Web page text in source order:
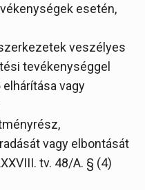
esetén,
veszélyes
tevékenységgel
vagy
vagy elbontását
tv. 48/A. § (4)